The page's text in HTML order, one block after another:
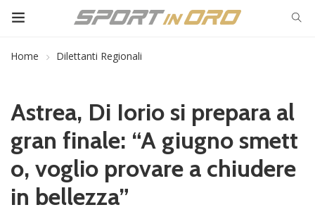
Home Dilettanti Regionali
Astrea, Di Iorio si prepara al
gran finale: “A giugno smett
o, voglio provare a chiudere
in bellezza”